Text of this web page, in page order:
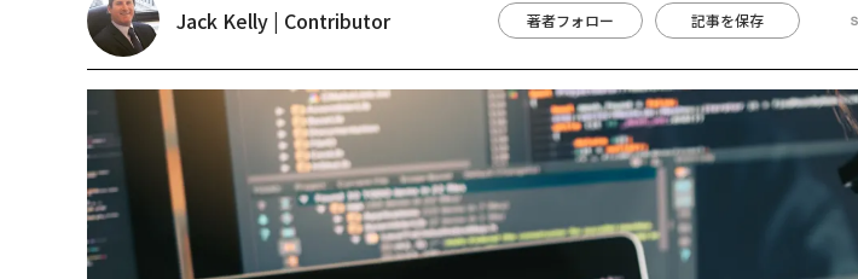
Jack Kelly | Contributor 著者フォロー 記事を保存